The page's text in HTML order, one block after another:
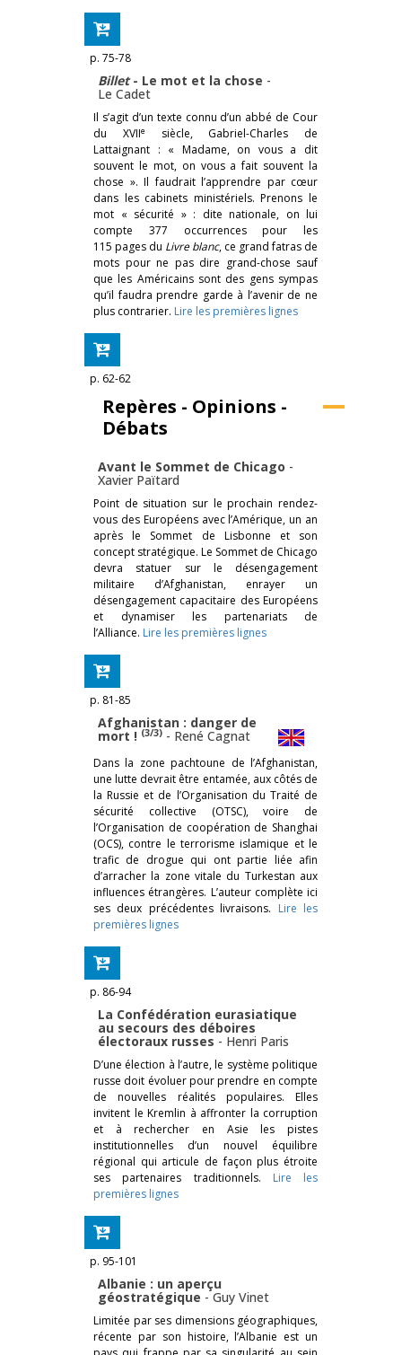
p. 75-78
Billet- Le mot et la chose -
Le Cadet
Il s’agit d’un texte connu d’un abbé de Cour
du XVIIesiècle, Gabriel-Charles de
Lattaignant : « Madame, on vous a dit
souvent le mot, on vous a fait souvent la
chose ». Il faudrait l’apprendre par cœur
dans les cabinets ministériels. Prenons le
mot « sécurité » : dite nationale, on lui
compte 377 occurrences pour les
115 pages du Livre blanc, ce grand fatras de
mots pour ne pas dire grand-chose sauf
que les Américains sont des gens sympas
qu’il faudra prendre garde à l’avenir de ne
plus contrarier. Lire les premières lignes
p. 62-62
Repères - Opinions -
Débats
Avant le Sommet de Chicago -
Xavier Païtard
Point de situation sur le prochain rendez-
vous des Européens avec l’Amérique, un an
après le Sommet de Lisbonne et son
concept stratégique. Le Sommet de Chicago
devra statuer sur le désengagement
militaire d’Afghanistan, enrayer un
désengagement capacitaire des Européens
et dynamiser les partenariats de
l’Alliance. Lire les premières lignes
p. 81-85
Afghanistan : danger de
mort ! (3/3) - René Cagnat
Dans la zone pachtoune de l’Afghanistan,
une lutte devrait être entamée, aux côtés de
la Russie et de l’Organisation du Traité de
sécurité collective (OTSC), voire de
l’Organisation de coopération de Shanghai
(OCS), contre le terrorisme islamique et le
trafic de drogue qui ont partie liée afin
d’arracher la zone vitale du Turkestan aux
influences étrangères. L’auteur complète ici
ses deux précédentes livraisons. Lire les
premières lignes
p. 86-94
La Confédération eurasiatique
au secours des déboires
électoraux russes - Henri Paris
D’une élection à l’autre, le système politique
russe doit évoluer pour prendre en compte
de nouvelles réalités populaires. Elles
invitent le Kremlin à affronter la corruption
et à rechercher en Asie les pistes
institutionnelles d’un nouvel équilibre
régional qui articule de façon plus étroite
ses partenaires traditionnels. Lire les
premières lignes
p. 95-101
Albanie : un aperçu
géostratégique - Guy Vinet
Limitée par ses dimensions géographiques,
récente par son histoire, l’Albanie est un